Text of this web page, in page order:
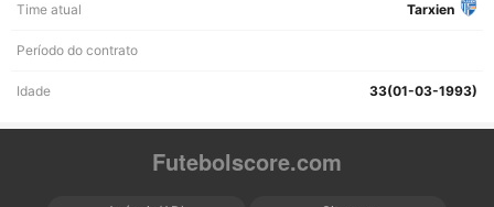
Time atual Tarxien
Período do contrato
Idade 33(01-03-1993)
Futebolscore.com